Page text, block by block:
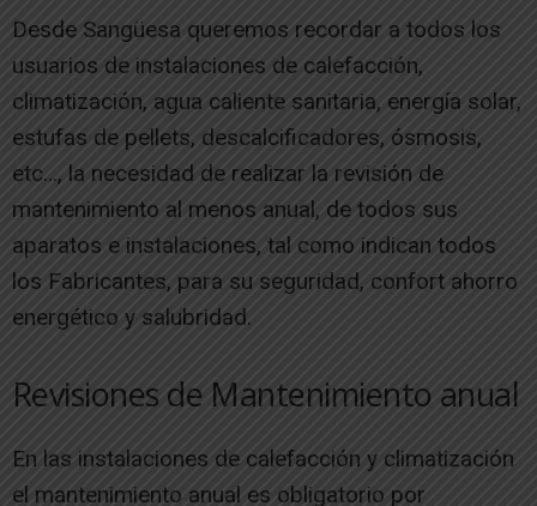
Desde Sangüesa queremos recordar a todos los
usuarios de instalaciones de calefacción,
climatización, agua caliente sanitaria, energía solar,
estufas de pellets, descalcificadores, ósmosis,
etc…, la necesidad de realizar la revisión de
mantenimiento al menos anual, de todos sus
aparatos e instalaciones, tal como indican todos
los Fabricantes, para su seguridad, confort ahorro
energético y salubridad.
Revisiones de Mantenimiento anual
En las instalaciones de calefacción y climatización
el mantenimiento anual es obligatorio por